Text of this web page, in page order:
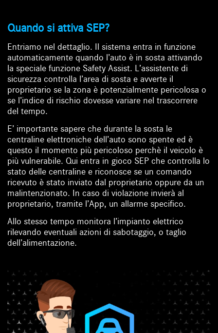
Quando si attiva SEP?
Entriamo nel dettaglio. Il sistema entra in funzione
automaticamente quando l’auto è in sosta attivando
la speciale funzione Safety Assist. L’assistente di
sicurezza controlla l’area di sosta e avverte il
proprietario se la zona è potenzialmente pericolosa o
se l’indice di rischio dovesse variare nel trascorrere
del tempo.
E’ importante sapere che durante la sosta le
centraline elettroniche dell’auto sono spente ed è
questo il momento più pericoloso perchè il veicolo è
più vulnerabile. Qui entra in gioco SEP che controlla lo
stato delle centraline e riconosce se un comando
ricevuto è stato inviato dal proprietario oppure da un
malintenzionato. In caso di violazione invierà al
proprietario, tramite l’App, un allarme specifico.
Allo stesso tempo monitora l’impianto elettrico
rilevando eventuali azioni di sabotaggio, o taglio
dell’alimentazione.